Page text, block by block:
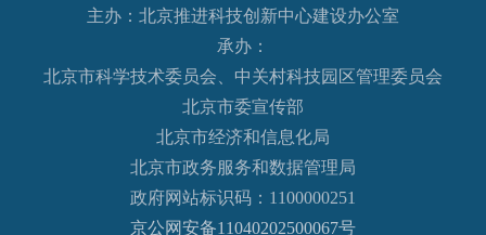
农业农村部 商务部 文化和旅游部
退役军人事务部
国家语言文字工作委员会
国家航天局 国家原子能机构
国家核安全局
国务院国有资产监督管理委员会
主办：北京推进科技创新中心建设办公室
承办：
北京市科学技术委员会、中关村科技园区管理委员会
北京市委宣传部
北京市经济和信息化局
北京市政务服务和数据管理局
政府网站标识码：1100000251
京公网安备11040202500067号